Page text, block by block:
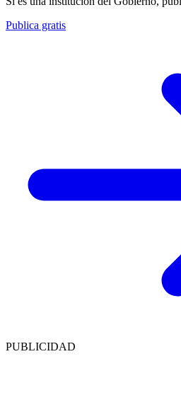
Publica gratis
PUBLICIDAD